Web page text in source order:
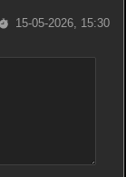
15-05-2026, 15:30